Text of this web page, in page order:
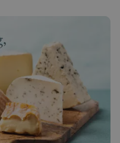
dem i squashkage, bagte
lækkert, grillet tilbehør.
af
hos Cater
Markér
som
læst